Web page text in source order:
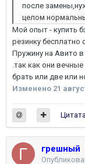
после
целом
Мой опыт - купить
резинку бесплатно
Пружину на Авито
.так как они
брать или две или
Изменено 21
Цитата
грешный